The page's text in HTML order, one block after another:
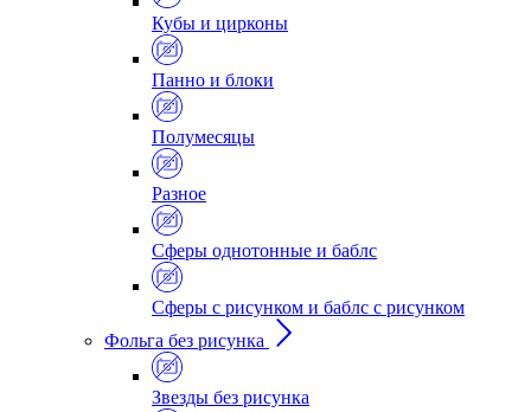
Кубы и цирконы
Панно и блоки
Полумесяцы
Разное
Сферы однотонные и баблс
Сферы с рисунком и баблс с рисунком
Фольга без рисунка
Звезды без рисунка